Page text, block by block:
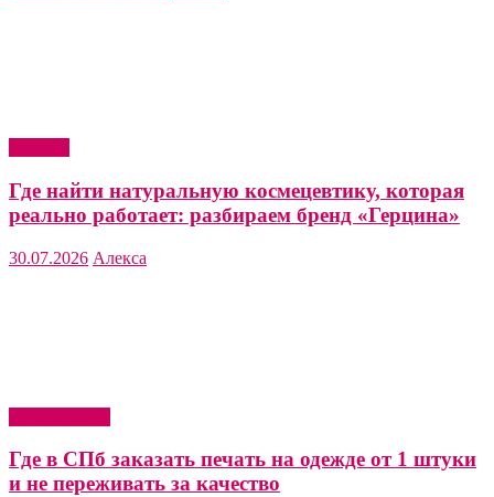
Где найти натуральную космецевтику, которая
реально работает: разбираем бренд «Герцина»
30.07.2026 Алекса
Где в СПб заказать печать на одежде от 1 штуки
и не переживать за качество